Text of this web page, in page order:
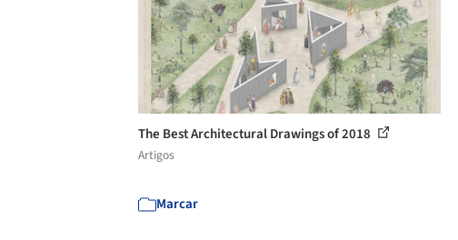
The Best Architectural Drawings of 2018
Artigos
Marcar